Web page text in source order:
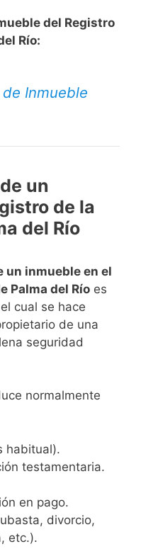
del Registro
Río:
Inmueble
un
de la
del Río
un inmueble en el
Palma del Río es
cual se hace
de una
seguridad
normalmente
habitual).
testamentaria.
en pago.
divorcio,
etc.).